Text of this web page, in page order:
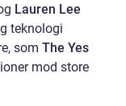
Lauren Lee
teknologi
som The Yes
mod store